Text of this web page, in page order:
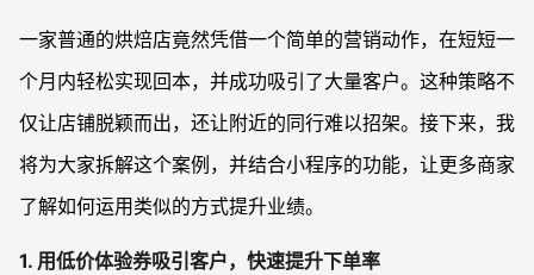
一家普通的烘焙店竟然凭借一个简单的营销动作，在短短一
个月内轻松实现回本，并成功吸引了大量客户。这种策略不
仅让店铺脱颖而出，还让附近的同行难以招架。接下来，我
将为大家拆解这个案例，并结合小程序的功能，让更多商家
了解如何运用类似的方式提升业绩。
1. 用低价体验券吸引客户，快速提升下单率